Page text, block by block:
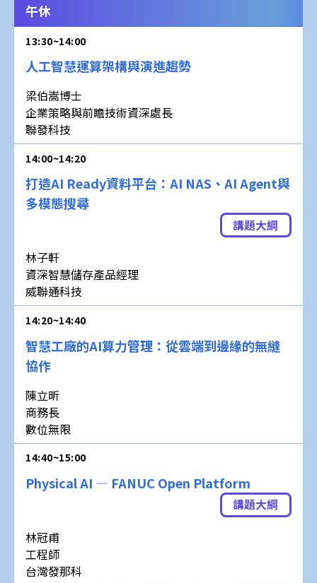
午休
13:30~14:00
人工智慧運算架構與演進趨勢
梁伯嵩博士
企業策略與前瞻技術資深處長
聯發科技
14:00~14:20
打造AI Ready資料平台：AI NAS、AI Agent與
多模態搜尋
講題大綱
林子軒
資深智慧儲存產品經理
威聯通科技
14:20~14:40
智慧工廠的AI算力管理：從雲端到邊緣的無縫
協作
陳立昕
商務長
數位無限
14:40~15:00
Physical AI — FANUC Open Platform
講題大綱
林冠甫
工程師
台灣發那科